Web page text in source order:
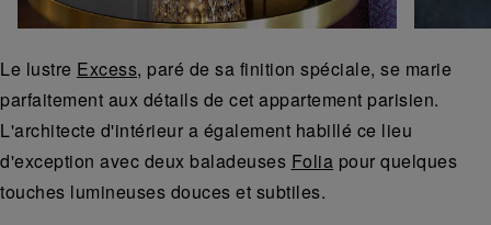
Le lustre Excess, paré de sa finition spéciale, se marie
parfaitement aux détails de cet appartement parisien.
L'architecte d'intérieur a également habillé ce lieu
d'exception avec deux baladeuses Folia pour quelques
touches lumineuses douces et subtiles.